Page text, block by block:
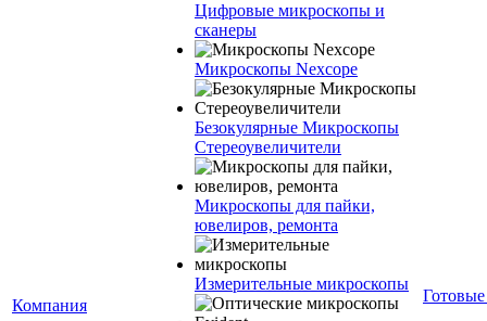
Компания
Цифровые микроскопы и
сканеры
Микроскопы Nexcope
Безокулярные Микроскопы
Стереоувеличители
Микроскопы для пайки,
ювелиров, ремонта
Измерительные микроскопы